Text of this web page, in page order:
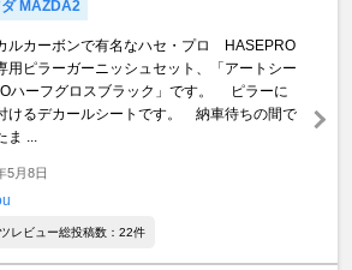
MAZDA2
ルカーボンで有名なハセ・プロ HASEPRO
用ピラーガーニッシュセット、「アートシー
ハーフグロスブラック」です。 ピラーに
けるデカールシートです。 納車待ちの間で
...
5月8日
レビュー総投稿数：22件